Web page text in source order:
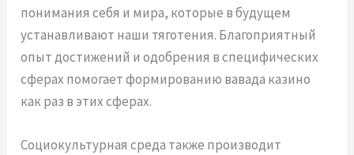
понимания себя и мира, которые в будущем
устанавливают наши тяготения. Благоприятный
опыт достижений и одобрения в специфических
сферах помогает формированию вавада казино
как раз в этих сферах.
Социокультурная среда также производит